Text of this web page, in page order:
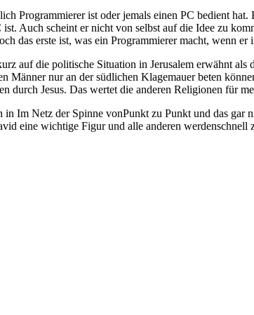
Programmierer ist oder jemals einen PC bedient hat.
Auch scheint er nicht von selbst auf die Idee zu
das erste ist, was ein Programmierer macht, wenn
auf die politische Situation in Jerusalem erwähnt
Männer nur an der südlichen Klagemauer beten
durch Jesus. Das wertet die anderen Religionen für
in Im Netz der Spinne vonPunkt zu Punkt und das
eine wichtige Figur und alle anderen